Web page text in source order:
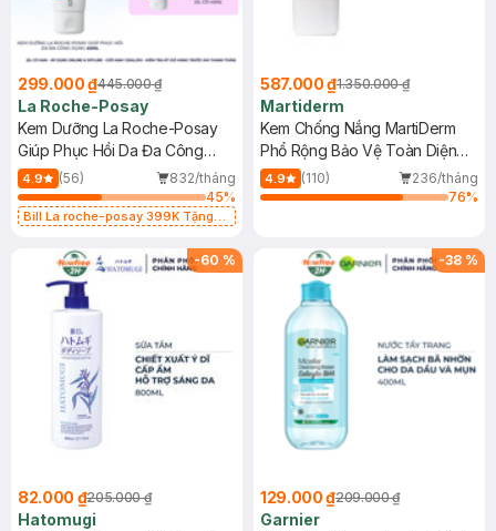
299.000 ₫445.000 ₫
La Roche-Posay
Kem Dưỡng La Roche-Posay
Giúp Phục Hồi Da Đa Công
Dụng 40ml
4.9 (56)
832/tháng
45%
Bill La roche-posay 399K Tặng
(SL có hạn)
587.000 ₫1.350.000 ₫
Martiderm
Kem Chống Nắng MartiDerm
Phổ Rộng Bảo Vệ Toàn Diện
40ml
4.9 (110)
236/tháng
76%
-60 %
82.000 ₫205.000 ₫
Hatomugi
-38 %
129.000 ₫209.000 ₫
Garnier